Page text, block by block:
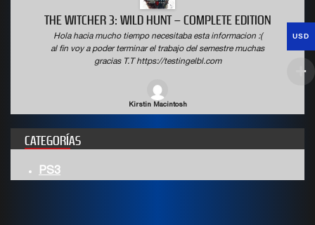
THE WITCHER 3: WILD HUNT – COMPLETE EDITION
Hola hacia mucho tiempo necesitaba esta informacion :(
al fin voy a poder terminar el trabajo del semestre muchas
gracias T.T https://testingelbl.com
Kirstin Macintosh
CATEGORÍAS
PS3
USD